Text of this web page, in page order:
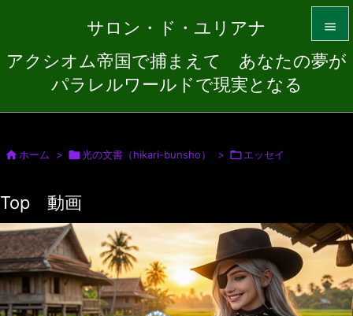
サロン・ド・ユリアナ
アクシオム帝国で捕まえて あなたの夢が
パラレルワールドで現実となる




検索
 ホーム > 光の文書（hikari-bunsho） > エッセイ
Top 動画